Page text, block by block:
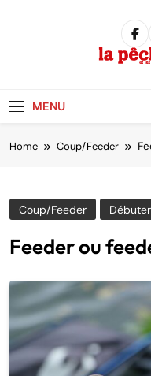
MENU
Home Coup/Feeder
Coup/Feeder
Feeder ou